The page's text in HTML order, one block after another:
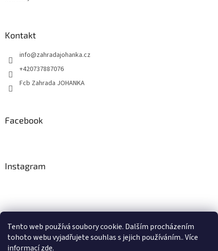
Tento web používá soubory cookie. Dalším procházením
tohoto webu vyjadřujete souhlas s jejich používáním.. Více
informacízde.
Kontakt
info@zahradajohanka.cz
+420737887076
Fcb Zahrada JOHANKA
Facebook
Instagram
Sledovat na Instagramu